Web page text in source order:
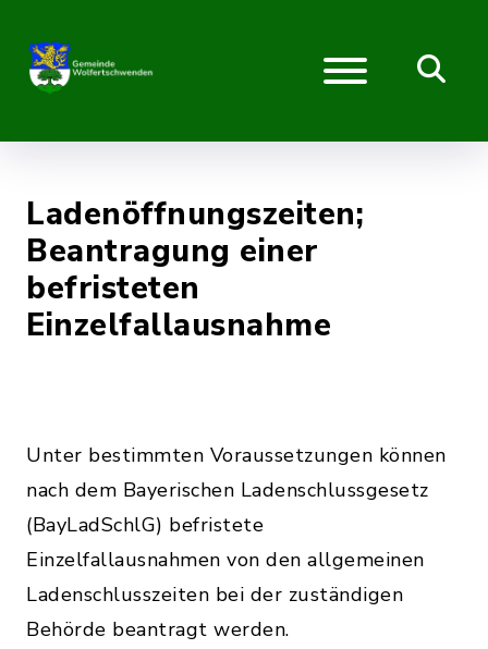
Ladenöffnungszeiten;
Beantragung einer
befristeten
Einzelfallausnahme
Unter bestimmten Voraussetzungen können
nach dem Bayerischen Ladenschlussgesetz
(BayLadSchlG) befristete
Einzelfallausnahmen von den allgemeinen
Ladenschlusszeiten bei der zuständigen
Behörde beantragt werden.